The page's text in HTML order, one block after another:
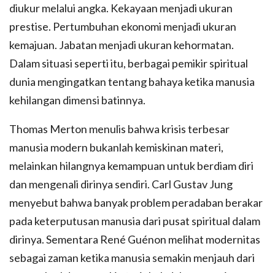
diukur melalui angka. Kekayaan menjadi ukuran
prestise. Pertumbuhan ekonomi menjadi ukuran
kemajuan. Jabatan menjadi ukuran kehormatan.
Dalam situasi seperti itu, berbagai pemikir spiritual
dunia mengingatkan tentang bahaya ketika manusia
kehilangan dimensi batinnya.
Thomas Merton menulis bahwa krisis terbesar
manusia modern bukanlah kemiskinan materi,
melainkan hilangnya kemampuan untuk berdiam diri
dan mengenali dirinya sendiri. Carl Gustav Jung
menyebut bahwa banyak problem peradaban berakar
pada keterputusan manusia dari pusat spiritual dalam
dirinya. Sementara René Guénon melihat modernitas
sebagai zaman ketika manusia semakin menjauh dari